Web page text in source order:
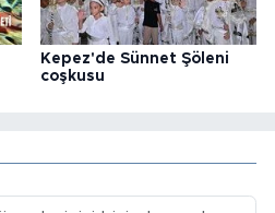
Kepez'de Sünnet Şöleni
coşkusu